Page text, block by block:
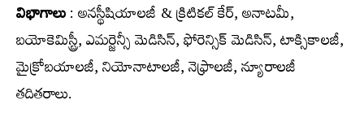
విభాగాలు: అనస్థీషియాలజీ & క్రిటికల్ కేర్, అనాటమీ,
బయోకెమిస్ట్రీ, ఎమర్జెన్సీ మెడిసిన్, ఫోరెన్సిక్ మెడిసిన్, టాక్సికాలజీ,
మైక్రోబయాలజీ, నియోనాటాలజీ, నెఫ్రాలజీ, న్యూరాలజీ
త‌దిత‌రాలు.